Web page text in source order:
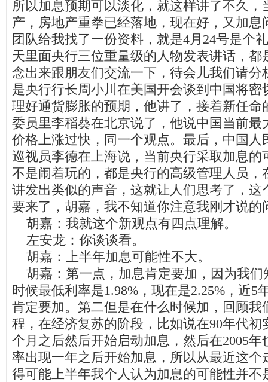
所以加息预期可以淡化，就这样讲了不久，
产，房地产重拳已经落地，现在好，又加息
团队给我找了一份资料，就是4月24号是个
天里面央行三位重量级的人物发表讲话，都
念出来跟朋友们交流一下，待会儿我们请分
是央行行长周小川在美国开会谈到中国将密
理好通货膨胀的预期，他讲了，接着新任命
委员里李稻葵在北京说了，他说中国当前最
价格上涨过快，同一个观点。最后，中国人
巡视员李德在上海说，当前央行采取加息的
不是闹着玩的，都是央行的高级管理人员，
讲发出类似的声音，这就让人们思考了，这
要来了，胡嘉，我不知道你注意我刚才说的
胡嘉：我就这个新观点有四点理解。
左安龙：你谈谈看。
胡嘉：上半年加息可能性不大。
胡嘉：第一点，加息肯定要加，因为我们
时候最低利率是1.98%，现在是2.25%，近5
肯定要加。第二但是在什么时候加，回顾我
程，在经济复苏的阶段，比如说在90年代初
个月之后然后开始启动加息，然后在2005
率出现一年之后开始加息，所以从最近这个
得可能上半年我个人认为加息的可能性并不